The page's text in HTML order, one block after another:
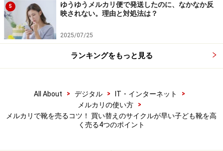
アキレスが展開する「瞬足」シリーズは、小学生にも人
気の靴です。このような調査結果から人気のブランドが
ウトしたら売るというサイクルができますよね。最初か
るというわけです。ただし靴を使うのは子どもなので、
子どもの足に合うことが靴選びの大前提になります。
子どもの靴は買い替えのサイクルが早いアイテムのひと
5
ゆうゆうメルカリ便で発送したのに、なかなか反
映されない。理由と対処法は？
2025/07/25
ランキングをもっと見る
All About > デジタル > IT・インターネット
>
メルカリの使い方
>
メルカリで靴を売るコツ！ 買い替えのサイクルが早い子ども靴を高
く売る4つのポイント